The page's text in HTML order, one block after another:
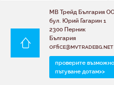
МВ Трейд България
бул. Юрий Гагарин 1
2300 Перник
България
office@mvtradebg.net
проверите
пътуване дотам>>